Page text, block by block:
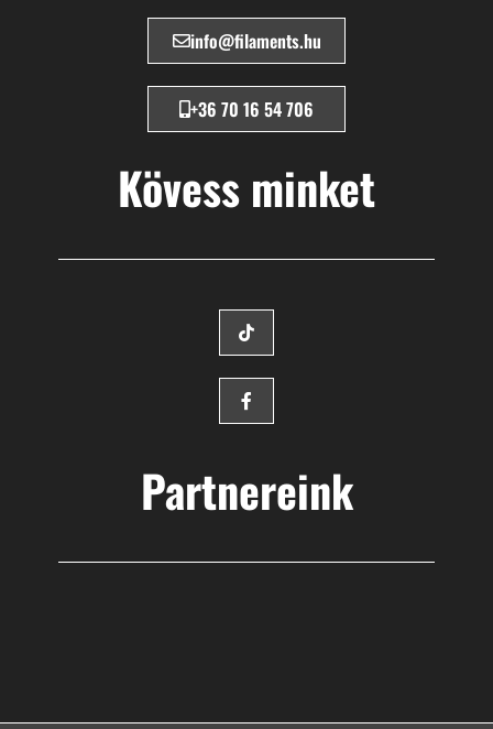
info@filaments.hu
+36 70 16 54 706
Kövess minket
Partnereink